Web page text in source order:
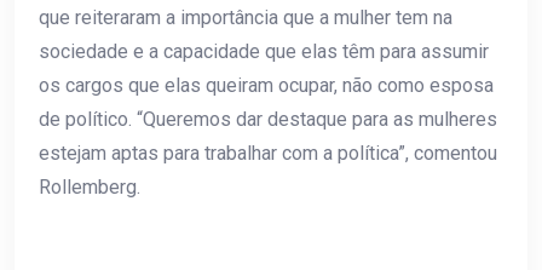
que reiteraram a importância que a mulher tem na
sociedade e a capacidade que elas têm para assumir
os cargos que elas queiram ocupar, não como esposa
de político. “Queremos dar destaque para as mulheres
estejam aptas para trabalhar com a política”, comentou
Rollemberg.